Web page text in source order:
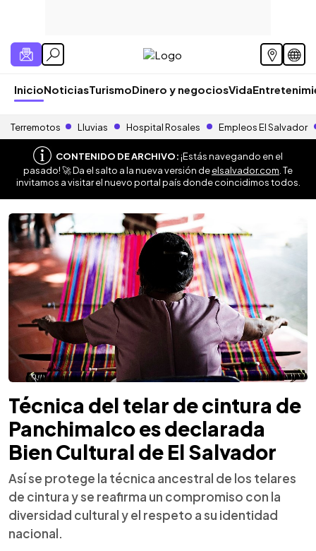
InicioNoticiasTurismoDinero y negociosVida
Terremotos Lluvias Hospital Rosales Empleos El Salvador
CONTENIDO DE ARCHIVO:¡Estás navegando en el
pasado! 🚀 Da el salto a la nueva versión deelsalvador.com . Te
invitamos a visitar el nuevo portal país donde coincidimos todos.
Técnica del telar de cintura de
Panchimalco es declarada
Bien Cultural de El Salvador
Así se protege la técnica ancestral de los telares
de cintura y se reafirma un compromiso con la
diversidad cultural y el respeto a su identidad
nacional.